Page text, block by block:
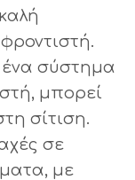
σύστημα
μπορεί
σίτιση.
σε
με